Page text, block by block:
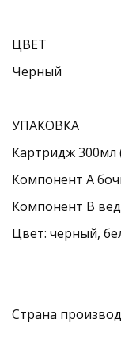
ЦВЕТ
Черный
УПАКОВКА
Картридж 300мл
Компонент А
Компонент В
Цвет: черный,
Страна